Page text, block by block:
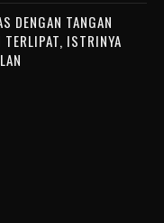
DENGAN TANGAN
ISTRINYA